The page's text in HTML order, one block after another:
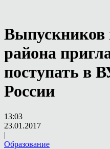
Выпускников
района
поступать в
России
13:03
23.01.2017
|
Образование